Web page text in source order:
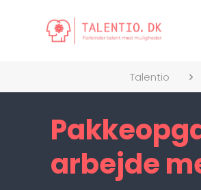
Talentio
arbejde